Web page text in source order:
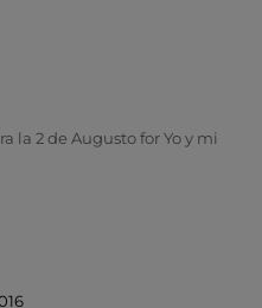
la 2 de Augusto for Yo y mi